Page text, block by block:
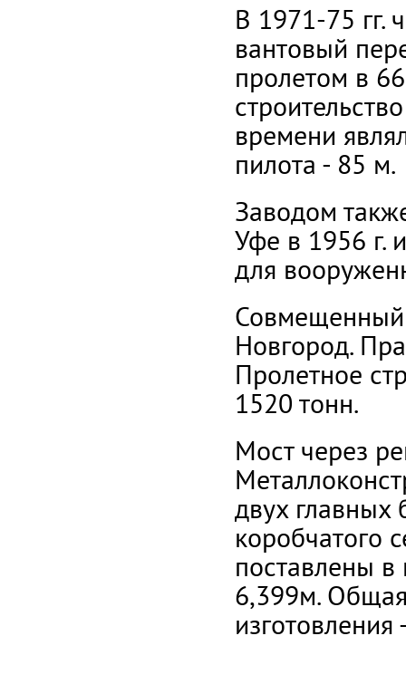
В 1971-75 гг.
вантовый
пролетом в
времени
пилота - 85 м.
Заводом
Уфе в 1956 г.
для
Совмещенный
Новгород.
Пролетное
1520 тонн.
Мост через
двух главных
коробчатого
поставлены
6,399м. Общая
изготовления